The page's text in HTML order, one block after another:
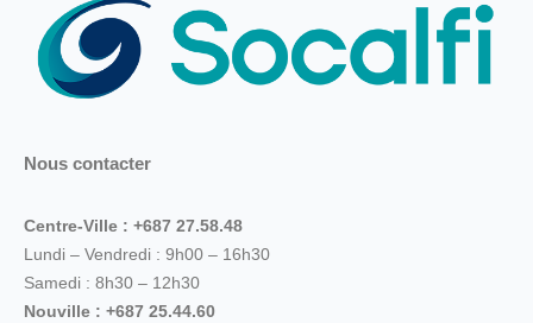
Nous contacter
Centre-Ville : +687 27.58.48
Lundi – Vendredi : 9h00 – 16h30
Samedi : 8h30 – 12h30
Nouville : +687 25.44.60